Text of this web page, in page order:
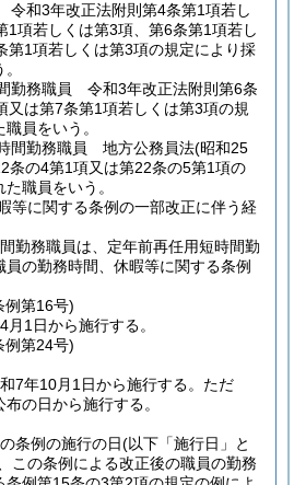
和3年改正法附則第4条第1項若し
1項若しくは第3項、第6条第1項若し
第1項若しくは第3項の規定により採
勤務職員 令和3年改正法附則第6条
又は第7条第1項若しくは第3項の規
員をいう。
間勤務職員 地方公務員法(昭和25
条の4第1項又は第22条の5第1項の
職員をいう。
等に関する条例の一部改正に伴う経
勤務職員は、定年前再任用短時間勤
の勤務時間、休暇等に関する条例
例第16号)
1日から施行する。
例第24号)
7年10月1日から施行する。 ただ
の日から施行する。
条例の施行の日(以下「施行日」と
この条例による改正後の職員の勤務